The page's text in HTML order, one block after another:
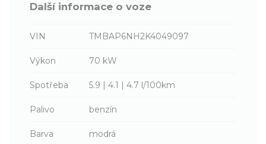
Další informace o voze
VIN TMBAP6NH2K4049097
Výkon 70 kW
Spotřeba 5.9 | 4.1 | 4.7 l/100km
Palivo benzín
Barva modrá